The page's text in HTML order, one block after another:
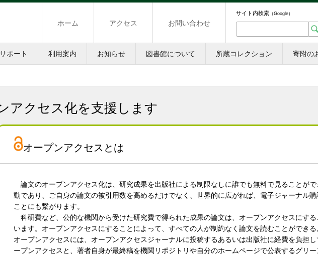
ホーム アクセス お問い合わせ
サイト内検索 （Google）
ポート 利用案内 お知らせ 図書館について 所蔵コレクション 寄附の
アクセス化を支援します
オープンアクセスとは
論文のオープンアクセス化は、研究成果を出版社による制限なしに誰でも無料で見ることが
動であり、ご自身の論文の被引用数を高めるだけでなく、世界的に広がれば、電子ジャーナル
ことにも繋がります。
科研費など、公的な機関から受けた研究費で得られた成果の論文は、オープンアクセスにす
います。オープンアクセスにすることによって、すべての人が制約なく論文を読むことができる
オープンアクセスには、オープンアクセスジャーナルに投稿するあるいは出版社に経費を負担
ープンアクセスと、著者自身が最終稿を機関リポジトリや自分のホームページで公表するグリ